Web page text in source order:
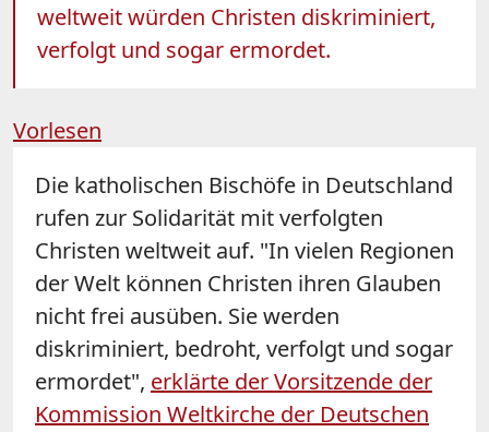
weltweit würden Christen diskriminiert,
verfolgt und sogar ermordet.
Vorlesen
Die katholischen Bischöfe in Deutschland
rufen zur Solidarität mit verfolgten
Christen weltweit auf. "In vielen Regionen
der Welt können Christen ihren Glauben
nicht frei ausüben. Sie werden
diskriminiert, bedroht, verfolgt und sogar
ermordet", erklärte der Vorsitzende der
Kommission Weltkirche der Deutschen